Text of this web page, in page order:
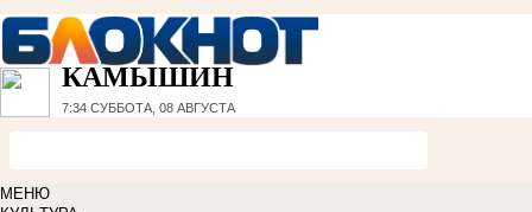
КАМЫШИН
7:34 СУББОТА, 08 АВГУСТА
МЕНЮ